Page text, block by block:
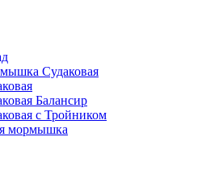
Судаковая
Балансир
с Тройником
мормышка